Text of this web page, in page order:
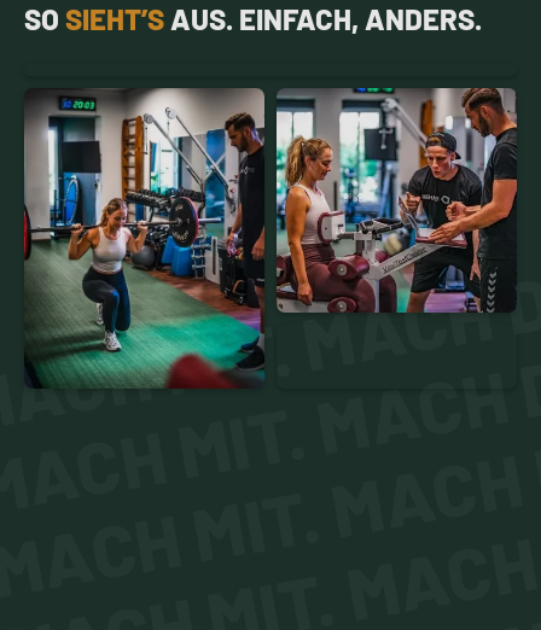
SO SIEHT’S AUS. EINFACH, ANDERS.
MIT.
MIT.